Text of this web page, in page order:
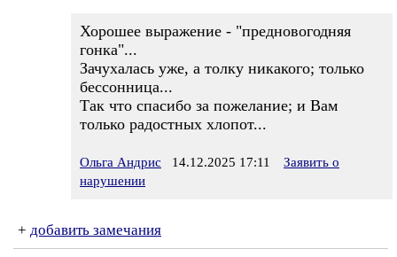
Хорошее выражение - "предновогодняя
гонка"...
Зачухалась уже, а толку никакого; только
бессонница...
Так что спасибо за пожелание; и Вам
только радостных хлопот...
Ольга Андрис 14.12.2025 17:11
Заявить о
нарушении
+ добавить замечания